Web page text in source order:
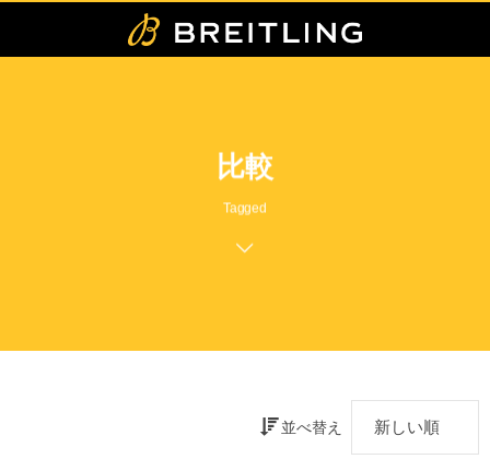
比較
Tagged
並べ替え